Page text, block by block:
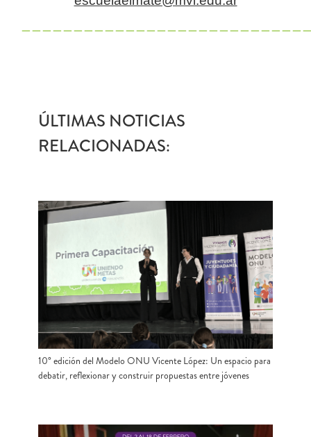
ÚLTIMAS NOTICIAS
RELACIONADAS:
10° edición del Modelo ONU Vicente López: Un espacio para
debatir, reflexionar y construir propuestas entre jóvenes